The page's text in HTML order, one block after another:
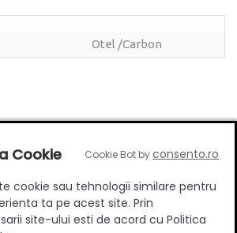
Otel /Carbon
produsul?
o nota produsului
Cookie Cookie Bot byconsento.ro
cookie sau tehnologii similare pentru
ta pe acest site. Prin
site-ului esti de acord cu Politica